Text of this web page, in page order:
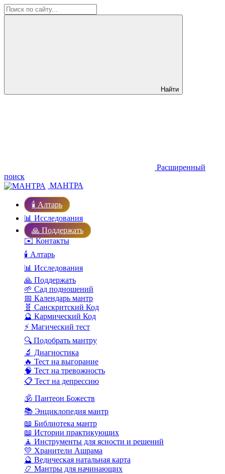
Найти
Расширенный
поиск
МАНТРА
🕯️ Алтарь
📊 Исследования
🙏 Поддержать
✉️ Контакты
🕯️ Алтарь
📊 Исследования
🙏 Поддержать
🌱 Сад подношений
📅 Календарь мантр
🧬 Санскритский Код
🔮 Кармический Код
⚡ Магический тест
🔍 Подобрать мантру
🔬 Диагностика
🔥 Тест на выгорание
🧠 Тест на тревожность
📋 Тест на депрессию
🕉️ Пантеон Божеств
📚 Энциклопедия мантр
📖 Библиотека мантр
📖 Истории практикующих
🧘 Инструменты для ясности и решений
💛 Хранители Ашрама
🔮 Ведическая натальная карта
📿 Мантры для начинающих